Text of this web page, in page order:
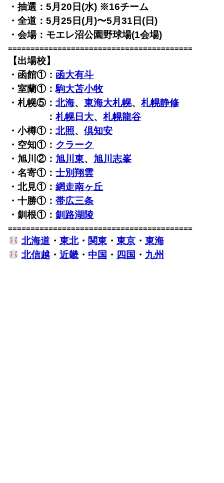
・抽選：5月20日(水) ※16チーム
・全道：5月25日(月)〜5月31日(日)
・会場：モエレ沼公園野球場(1会場)
=========================================
【出場校】
・函館①： 函大有斗
・室蘭①：駒大苫小牧
・札幌⑤：北海、東海大札幌、札幌静修
：札幌日大、札幌龍谷
・小樽①：北照、倶知安
・空知①： クラーク
・旭川②： 旭川東、 旭川志峯
・名寄①：士別翔雲
・北見①：網走南ヶ丘
・十勝①：帯広三条
・釧根①：釧路湖陵
=========================================
北海道・ 東北・ 関東・ 東京・ 東海
北信越・ 近畿・ 中国 ・ 四国 ・ 九州